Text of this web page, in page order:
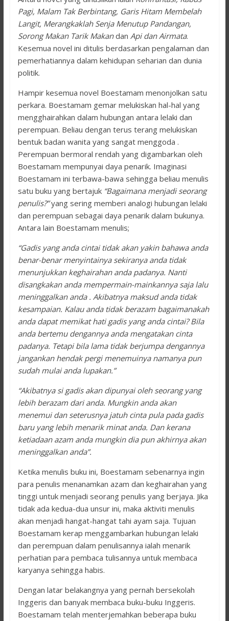
Pagi, Malam Tak Berbintang, Garis Hitam Membelah
Langit, Merangkaklah Senja Menutup Pandangan,
Sorong Makan Tarik Makandan Api dan Airmata.
Kesemua novel ini ditulis berdasarkan pengalaman dan
pemerhatiannya dalam kehidupan seharian dan dunia
politik.
Hampir kesemua novel Boestamam menonjolkan satu
perkara. Boestamam gemar melukiskan hal-hal yang
mengghairahkan dalam hubungan antara lelaki dan
perempuan. Beliau dengan terus terang melukiskan
bentuk badan wanita yang sangat menggoda .
Perempuan bermoral rendah yang digambarkan oleh
Boestamam mempunyai daya penarik. Imaginasi
Boestamam ini terbawa-bawa sehingga beliau menulis
satu buku yang bertajuk “Bagaimana menjadi seorang
penulis?”yang sering memberi analogi hubungan lelaki
dan perempuan sebagai daya penarik dalam bukunya.
Antara lain Boestamam menulis;
“Gadis yang anda cintai tidak akan yakin bahawa anda
benar-benar menyintainya sekiranya anda tidak
menunjukkan keghairahan anda padanya. Nanti
disangkakan anda mempermain-mainkannya saja lalu
meninggalkan anda . Akibatnya maksud anda tidak
kesampaian. Kalau anda tidak berazam bagaimanakah
anda dapat memikat hati gadis yang anda cintai? Bila
anda bertemu dengannya anda mengatakan cinta
padanya. Tetapi bila lama tidak berjumpa dengannya
jangankan hendak pergi menemuinya namanya pun
sudah mulai anda lupakan.”
“Akibatnya si gadis akan dipunyai oleh seorang yang
lebih berazam dari anda. Mungkin anda akan
menemui dan seterusnya jatuh cinta pula pada gadis
baru yang lebih menarik minat anda. Dan kerana
ketiadaan azam anda mungkin dia pun akhirnya akan
meninggalkan anda”.
Ketika menulis buku ini, Boestamam sebenarnya ingin
para penulis menanamkan azam dan keghairahan yang
tinggi untuk menjadi seorang penulis yang berjaya. Jika
tidak ada kedua-dua unsur ini, maka aktiviti menulis
akan menjadi hangat-hangat tahi ayam saja. Tujuan
Boestamam kerap menggambarkan hubungan lelaki
dan perempuan dalam penulisannya ialah menarik
perhatian para pembaca tulisannya untuk membaca
karyanya sehingga habis.
Dengan latar belakangnya yang pernah bersekolah
Inggeris dan banyak membaca buku-buku Inggeris.
Boestamam telah menterjemahkan beberapa buku